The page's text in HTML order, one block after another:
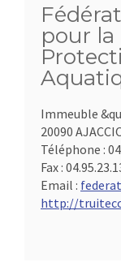
pour la
Immeuble
20090
Téléphone :
Fax :
Email :
http://